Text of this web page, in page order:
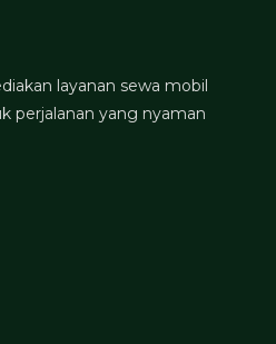
layanan sewa mobil
perjalanan yang nyaman